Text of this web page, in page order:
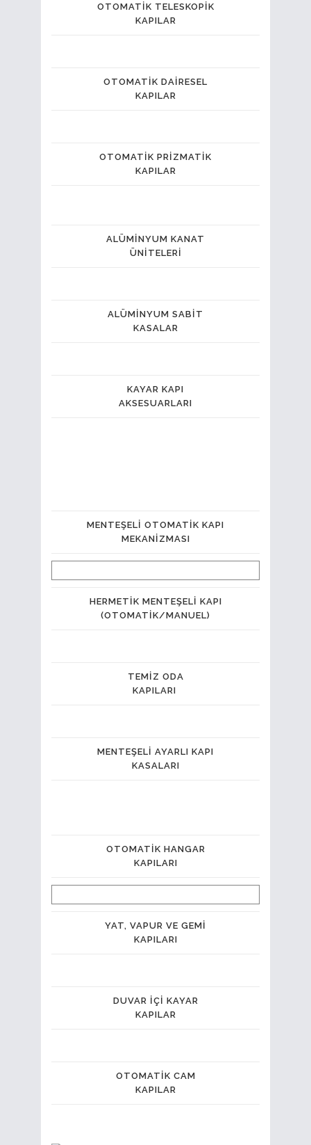
OTOMATIK TELESKOPIK
KAPILAR
OTOMATIK DAIRESEL
KAPILAR
OTOMATIK PRIZMATIK
KAPILAR
ALÜMINYUM KANAT
ÜNITELERI
ALÜMINYUM SABIT
KASALAR
KAYAR KAPI
AKSESUARLARI
MENTEŞELI OTOMATIK KAPI
MEKANIZMASI
HERMETIK MENTEŞELI KAPI
(OTOMATIK/MANUEL)
TEMIZ ODA
KAPILARI
MENTEŞELI AYARLI KAPI
KASALARI
OTOMATIK HANGAR
KAPILARI
YAT, VAPUR VE GEMI
KAPILARI
DUVAR İÇI KAYAR
KAPILAR
OTOMATIK CAM
KAPILAR